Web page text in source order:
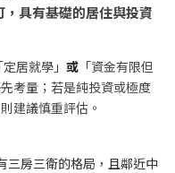
具有基礎的居住與投資
居就學」 或 「資金有限但
考量；若是純投資或極度
建議慎重評估。
三房三衛的格局，且鄰近中